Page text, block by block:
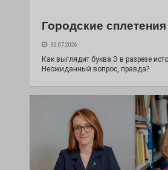
Городские сплетения
30.07.2026
Как выглядит буква Э в разрезе
Неожиданный вопрос, правда?